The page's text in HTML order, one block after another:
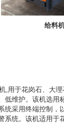
给料
,用于花岗石、大
低维护。该机选
统采用终端控制
统。该机适用于